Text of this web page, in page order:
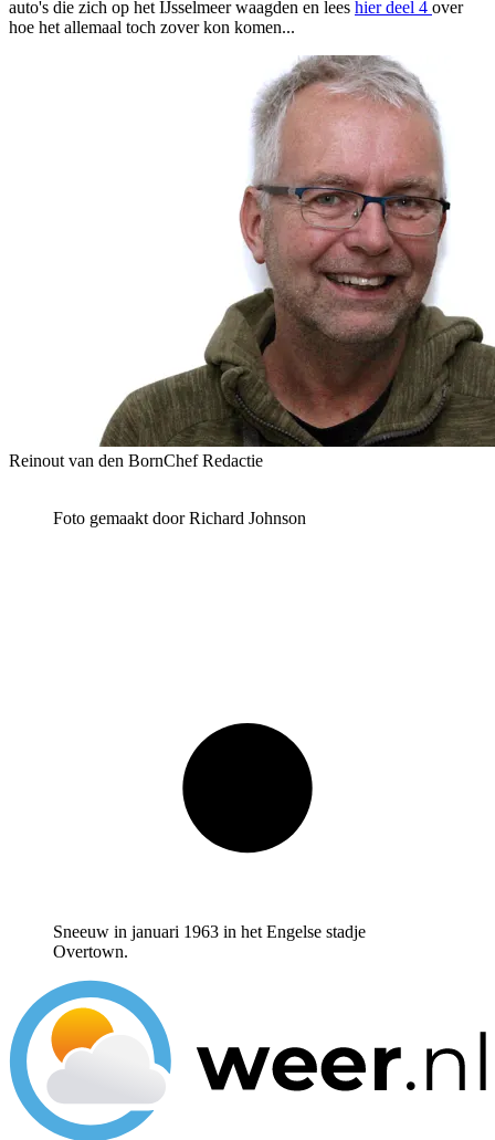
auto's die zich op het IJsselmeer waagden en lees hier deel 4 over
hoe het allemaal toch zover kon komen...
Reinout van den BornChef Redactie
Sneeuw in januari 1963 in het Engelse stadje